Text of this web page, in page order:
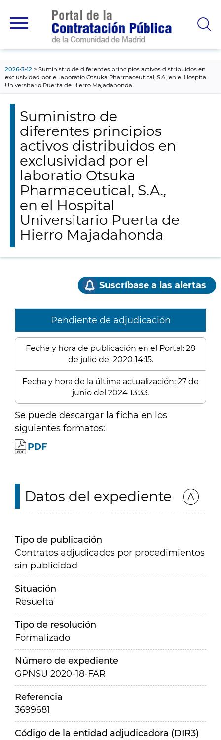
principal
2026-3-12
Suministro de diferentes principios activos distribuidos en
exclusividad por el laboratio Otsuka Pharmaceutical, S.A., en el Hospital
Universitario Puerta de Hierro Majadahonda
Suministro de
diferentes principios
activos distribuidos en
exclusividad por el
laboratio Otsuka
Pharmaceutical, S.A.,
en el Hospital
Universitario Puerta de
Hierro Majadahonda
Suscríbase a las alertas
Pendiente de adjudicación
Fecha y hora de publicación en el Portal: 28
de julio del 2020 14:15.
Fecha y hora de la última actualización: 27 de
junio del 2024 13:33.
Se puede descargar la ficha en los
siguientes formatos:
PDF
Datos del expediente
Tipo de publicación
Contratos adjudicados por procedimientos
sin publicidad
Situación
Resuelta
Tipo de resolución
Formalizado
Número de expediente
GPNSU 2020-18-FAR
Referencia
3699681
Código de la entidad adjudicadora (DIR3)